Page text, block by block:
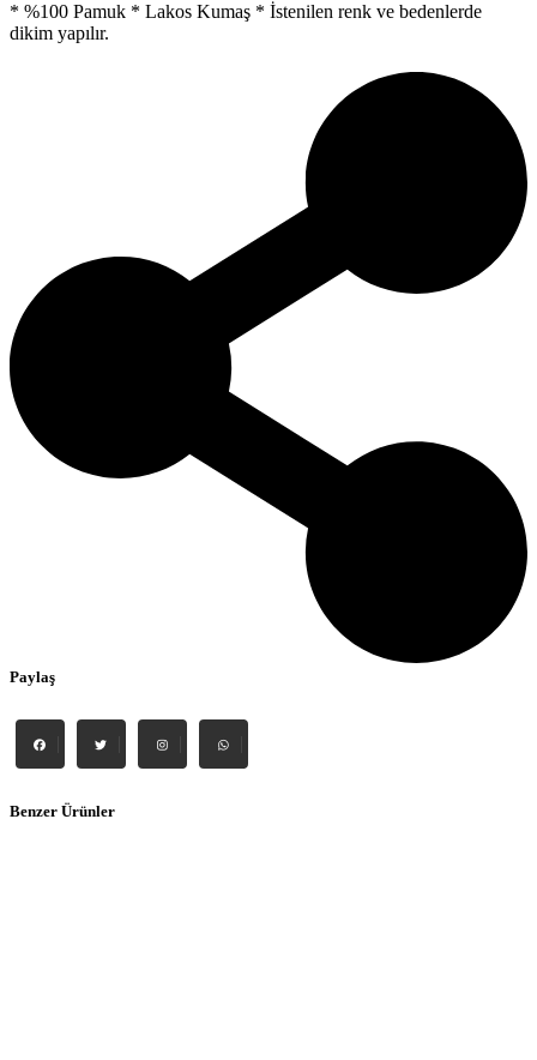
* %100 Pamuk * Lakos Kumaş * İstenilen renk ve bedenlerde
dikim yapılır.
Paylaş
Benzer Ürünler